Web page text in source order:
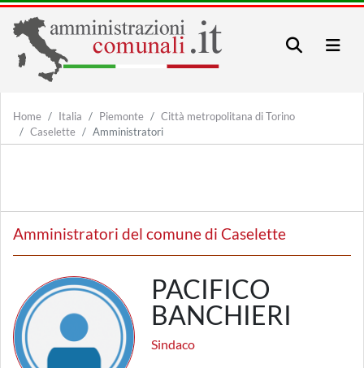
Home Italia Piemonte
Città metropolitana di Torino
Caselette
Amministratori
Amministratori del comune di Caselette
PACIFICO
BANCHIERI
Sindaco